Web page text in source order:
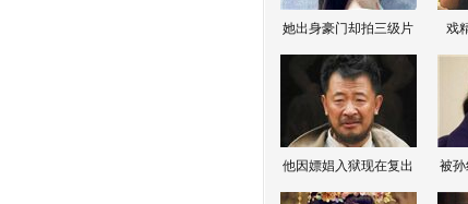
她出身豪门却拍三级片 戏
他因嫖娼入狱现在复出 被